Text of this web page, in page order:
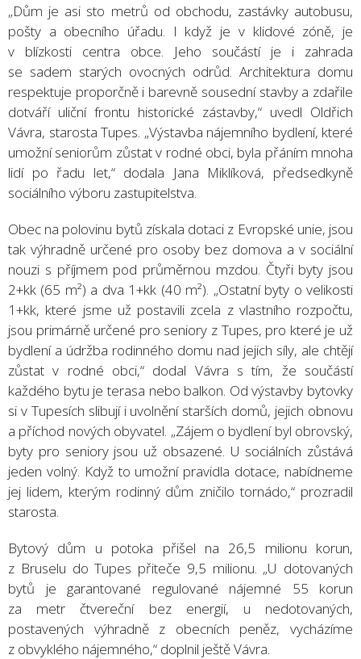
„Dům je asi sto metrů od obchodu, zastávky autobusu,
pošty a obecního úřadu. I když je v klidové zóně, je
v blízkosti centra obce. Jeho součástí je i zahrada
se sadem starých ovocných odrůd. Architektura domu
respektuje proporčně i barevně sousední stavby a zdařile
dotváří uliční frontu historické zástavby,“ uvedl Oldřich
Vávra, starosta Tupes. „Výstavba nájemního bydlení, které
umožní seniorům zůstat v rodné obci, byla přáním mnoha
lidí po řadu let,“ dodala Jana Miklíková, předsedkyně
sociálního výboru zastupitelstva.
Obec na polovinu bytů získala dotaci z Evropské unie, jsou
tak výhradně určené pro osoby bez domova a v sociální
nouzi s příjmem pod průměrnou mzdou. Čtyři byty jsou
2+kk (65 m²) a dva 1+kk (40 m²). „Ostatní byty o velikosti
1+kk, které jsme už postavili zcela z vlastního rozpočtu,
jsou primárně určené pro seniory z Tupes, pro které je už
bydlení a údržba rodinného domu nad jejich síly, ale chtějí
zůstat v rodné obci,“ dodal Vávra s tím, že součástí
každého bytu je terasa nebo balkon. Od výstavby bytovky
si v Tupesích slibují i uvolnění starších domů, jejich obnovu
a příchod nových obyvatel. „Zájem o bydlení byl obrovský,
byty pro seniory jsou už obsazené. U sociálních zůstává
jeden volný. Když to umožní pravidla dotace, nabídneme
jej lidem, kterým rodinný dům zničilo tornádo,“ prozradil
starosta.
Bytový dům u potoka přišel na 26,5 milionu korun,
z Bruselu do Tupes přiteče 9,5 milionu. „U dotovaných
bytů je garantované regulované nájemné 55 korun
za metr čtvereční bez energií, u nedotovaných,
postavených výhradně z obecních peněz, vycházíme
z obvyklého nájemného,“ doplnil ještě Vávra.